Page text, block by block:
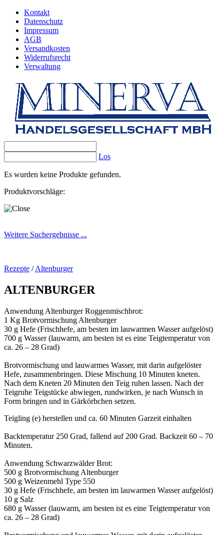
Kontakt
Datenschutz
Impressum
AGB
Versandkosten
Widerrufsrecht
Verwaltung
Los
Es wurden keine Produkte gefunden.
Produktvorschläge:
Weitere Suchergebnisse ...
Rezepte /Altenburger
ALTENBURGER
Anwendung Altenburger Roggenmischbrot:
1 Kg Brotvormischung Altenburger
30 g Hefe (Frischhefe, am besten im lauwarmen Wasser aufgelöst)
700 g Wasser (lauwarm, am besten ist es eine Teigtemperatur von
ca. 26 – 28 Grad)
Brotvormischung und lauwarmes Wasser, mit darin aufgelöster
Hefe, zusammenbringen. Diese Mischung 10 Minuten kneten.
Nach dem Kneten 20 Minuten den Teig ruhen lassen. Nach der
Teigruhe Teigstücke abwiegen, rundwirken, je nach Wunsch in
Form bringen und in Gärkörbchen setzen.
Teigling (e) herstellen und ca. 60 Minuten Garzeit einhalten
Backtemperatur 250 Grad, fallend auf 200 Grad. Backzeit 60 – 70
Minuten.
Anwendung Schwarzwälder Brot:
500 g Brotvormischung Altenburger
500 g Weizenmehl Type 550
30 g Hefe (Frischhefe, am besten im lauwarmen Wasser aufgelöst)
10 g Salz
680 g Wasser (lauwarm, am besten ist es eine Teigtemperatur von
ca. 26 – 28 Grad)